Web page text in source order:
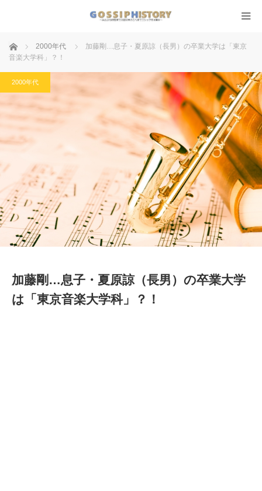
ホーム 2000年代
加藤剛…息子・夏原諒（長男）の卒業大学は「東京
音楽大学科」？！
2000年代
加藤剛…息子・夏原諒（長男）の卒業大学
は「東京音楽大学科」？！